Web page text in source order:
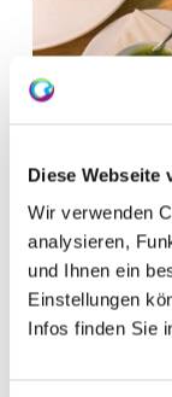
Diese Webseite
Wir verwenden
analysieren,
und Ihnen ein
Einstellungen
Infos finden Sie